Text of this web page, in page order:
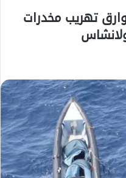
تهريب مخدرات